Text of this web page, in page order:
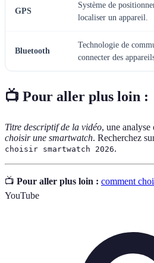
GPS
Système de
localiser un appareil.
Bluetooth
Technologie de
connecter des
📺 Pour aller plus loin :
Titre descriptif de la vidéo, une analyse
choisir une smartwatch. Recherchez
choisir smartwatch 2026.
📺 Pour aller plus loin : comment
YouTube